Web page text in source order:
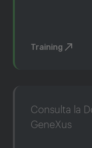
Training
Consulta la
GeneXus